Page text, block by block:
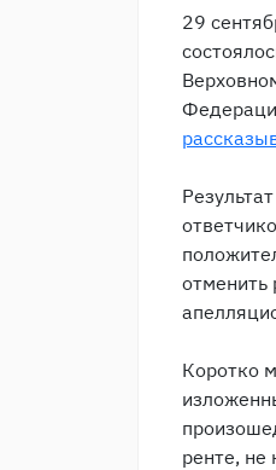
29
отменить
Коротко
ренте, не